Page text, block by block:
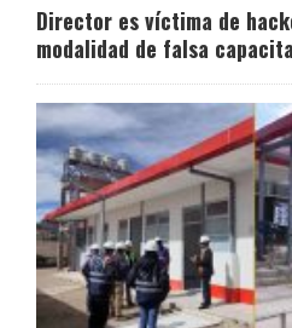
Director es víctima de
modalidad de falsa